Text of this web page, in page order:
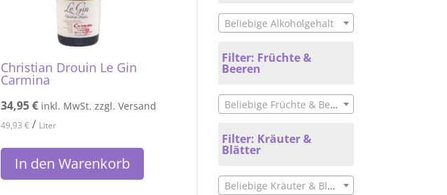
Christian Drouin Le Gin
Carmina
34,95€ inkl. MwSt. zzgl. Versand
49,93 €/ Liter
In den Warenkorb
Beliebige Alkoholgehalt
Filter: Früchte &
Beeren
Beliebige Früchte & Beeren
Filter: Kräuter &
Blätter
Beliebige Kräuter & Blätter